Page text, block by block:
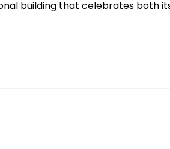
building that celebrates both